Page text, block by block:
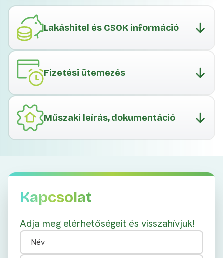
Lakáshitel és CSOK információ
Fizetési ütemezés
Műszaki leírás, dokumentáció
Kapcsolat
Adja meg elérhetőségeit és visszahívjuk!